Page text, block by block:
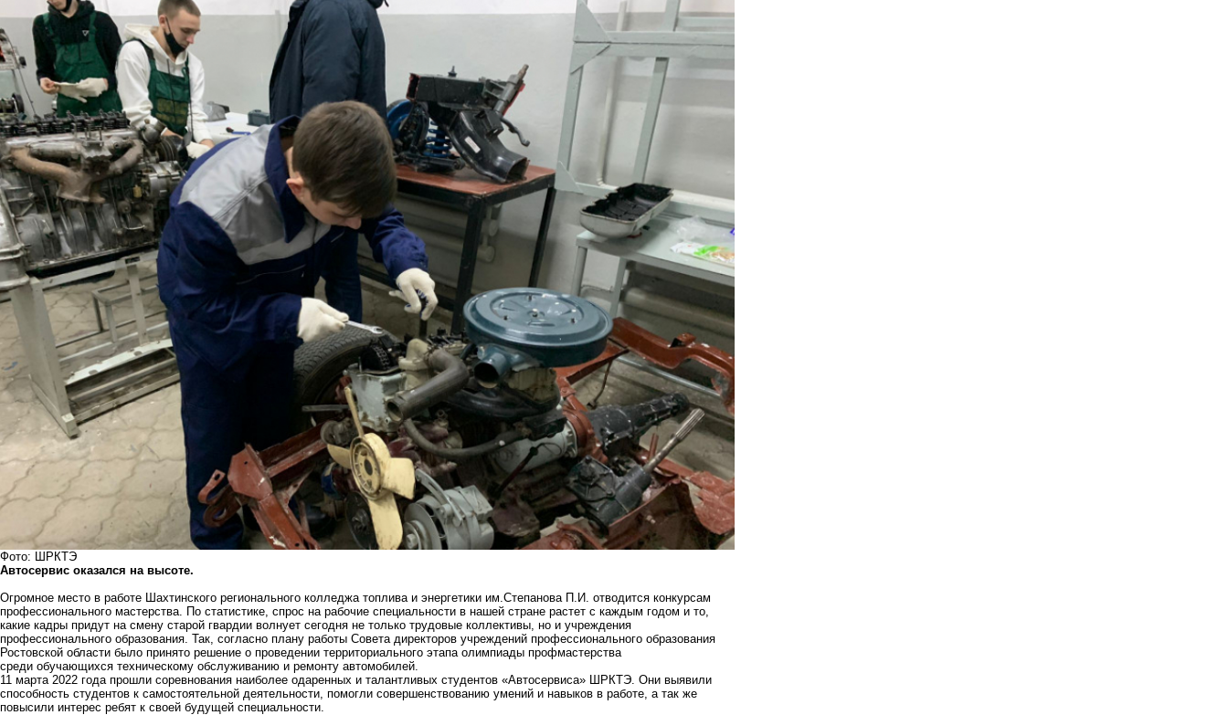
Фото: ШРКТЭ
Автосервис оказался на высоте.
Огромное место в работе Шахтинского регионального колледжа топлива и энергетики им.Степанова П.И. отводится конкурсам
профессионального мастерства. По статистике, спрос на рабочие специальности в нашей стране растет с каждым годом и то,
какие кадры придут на смену старой гвардии волнует сегодня не только трудовые коллективы, но и учреждения
профессионального образования. Так, согласно плану работы Совета директоров учреждений профессионального образования
Ростовской области было принято решение о проведении территориального этапа олимпиады профмастерства
среди обучающихся техническому обслуживанию и ремонту автомобилей.
11 марта 2022 года прошли соревнования наиболее одаренных и талантливых студентов «Автосервиса» ШРКТЭ. Они выявили
способность студентов к самостоятельной деятельности, помогли совершенствованию умений и навыков в работе, а так же
повысили интерес ребят к своей будущей специальности.